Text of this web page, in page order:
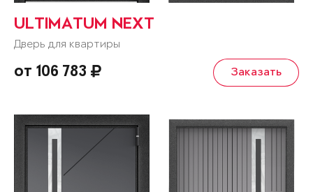
ULTIMATUM NEXT
Дверь для квартиры
от 106 783 Заказать